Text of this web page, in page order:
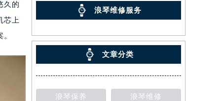
久的
芯上
浪琴维修服务
文章分类
浪琴保养 浪琴维修